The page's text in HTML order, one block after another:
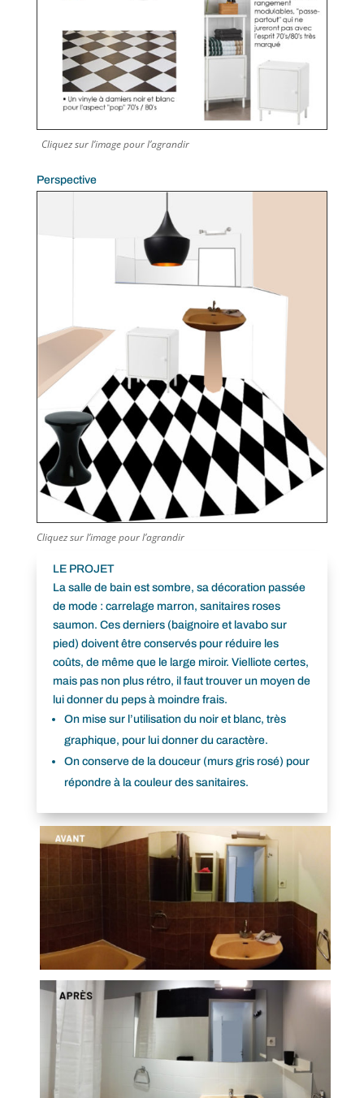
Cliquez sur l’image pour l’agrandir
Perspective
Cliquez sur l’image pour l’agrandir
LE PROJET
La salle de bain est sombre, sa décoration passée
de mode : carrelage marron, sanitaires roses
saumon. Ces derniers (baignoire et lavabo sur
pied) doivent être conservés pour réduire les
coûts, de même que le large miroir. Vielliote certes,
mais pas non plus rétro, il faut trouver un moyen de
lui donner du peps à moindre frais.
On mise sur l’utilisation du noir et blanc, très
graphique, pour lui donner du caractère.
On conserve de la douceur (murs gris rosé) pour
répondre à la couleur des sanitaires.